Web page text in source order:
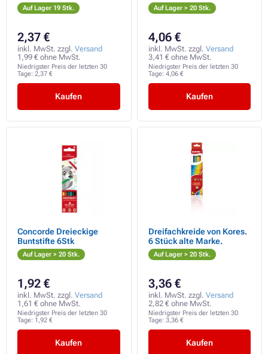
Auf Lager 19 Stk.
2,37 €
inkl. MwSt. zzgl. Versand
1,99 € ohne MwSt.
Niedrigster Preis der letzten 30
Tage: 2,37 €
Kaufen
Auf Lager > 20 Stk.
4,06 €
inkl. MwSt. zzgl. Versand
3,41 € ohne MwSt.
Niedrigster Preis der letzten 30
Tage: 4,06 €
Kaufen
Concorde Dreieckige
Buntstifte 6Stk
Auf Lager > 20 Stk.
1,92 €
inkl. MwSt. zzgl. Versand
1,61 € ohne MwSt.
Niedrigster Preis der letzten 30
Tage: 1,92 €
Kaufen
Dreifachkreide von Kores.
6 Stück alte Marke.
Auf Lager > 20 Stk.
3,36 €
inkl. MwSt. zzgl. Versand
2,82 € ohne MwSt.
Niedrigster Preis der letzten 30
Tage: 3,36 €
Kaufen